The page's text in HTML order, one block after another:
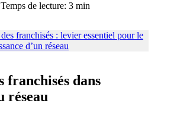
de lecture: 3 min
franchisés dans
réseau